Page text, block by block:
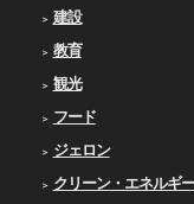
建設
教育
観光
フード
ジェロン
クリーン・エネルギー